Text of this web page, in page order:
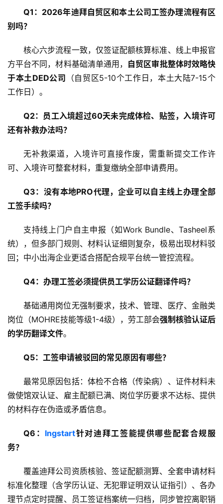
Q1：2026年迪拜自贸区和本土公司工签办理流程有区
别吗？
核心六步流程一致，仅签证配额核算标准、线上申报官
方平台不同，材料基础清单通用， 自贸区审批整体时效略快
于本土DED公司 （自贸区5-10个工作日，本土大陆7-15个
工作日） 。
Q2：员工入境超过60天未完成体检、贴签，入境许可
还有补救办法吗？
无补救渠道，入境许可直接作废，需重新提交工作许
可、入境许可整套材料，重复缴纳全部申请费用。
Q3：没有本地PRO代理，企业可以自主线上办理全部
工签手续吗？
支持线上门户自主申报（如Work Bundle、Tasheel系
统），但多部门规则、材料认证细则复杂，极易出现材料驳
回 ；中小出海企业更适合搭配合规平台统一管控流程。
Q4：办理工签必须提供员工学历公证翻译件吗？
基础通用岗位无强制要求，技术、管理、医疗、金融类
岗位（MOHRE技能等级1-4级），劳工部会强制核验认证后
的学历翻译文件。
Q5：工签申请被驳回的常见原因有哪些？
最常见原因包括：体检不合格（传染病）、证件材料未
做使馆双认证、雇主配额已满、岗位学历要求不达标、提供
的材料存在伪造或矛盾信息。
Q6： Ingstart针对迪拜工签能提供哪些配套合规服
务？
覆盖迪拜公司资质核验、签证配额测算、全套申请材料
标准化整理（含学历认证、无犯罪证明双认证指引）、各办
理节点定时提醒、员工签证档案统一归档，同步管控离职销